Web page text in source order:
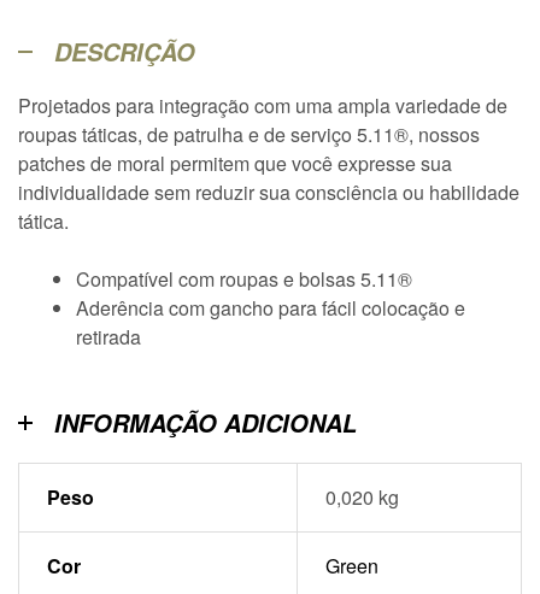
DESCRIÇÃO
Projetados para integração com uma ampla variedade de
roupas táticas, de patrulha e de serviço 5.11®, nossos
patches de moral permitem que você expresse sua
individualidade sem reduzir sua consciência ou habilidade
tática.
Compatível com roupas e bolsas 5.11®
Aderência com gancho para fácil colocação e
retirada
INFORMAÇÃO ADICIONAL
Peso 0,020 kg
Cor Green